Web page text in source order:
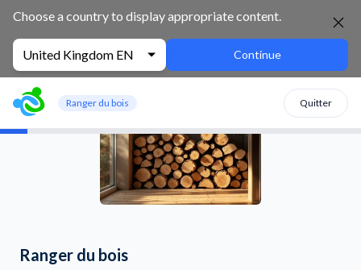
Choose a country to display appropriate content.
United Kingdom EN Continue
Ranger du bois Quitter
Ranger du bois